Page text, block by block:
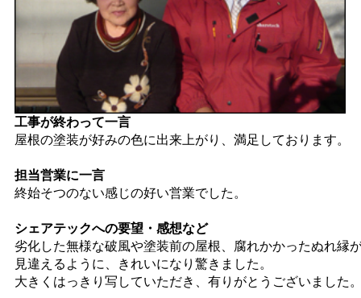
工事が終わって一言
屋根の塗装が好みの色に出来上がり、満足しております。
担当営業に一言
終始そつのない感じの好い営業でした。
シェアテックへの要望・感想など
劣化した無様な破風や塗装前の屋根、腐れかかったぬれ縁
見違えるように、きれいになり驚きました。
大きくはっきり写していただき、有りがとうございました